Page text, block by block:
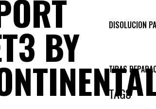
BY DISOLUCION
TIRAS
TAGS